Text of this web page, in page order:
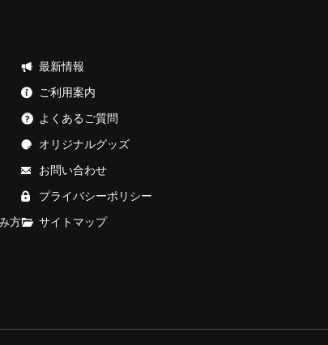
方
最新情報
ご利用案内
よくあるご質問
オリジナルグッズ
お問い合わせ
プライバシーポリシー
サイトマップ